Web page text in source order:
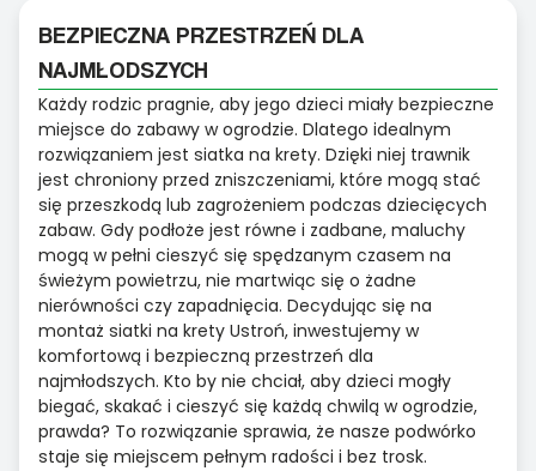
BEZPIECZNA PRZESTRZEŃ DLA
NAJMŁODSZYCH
Każdy rodzic pragnie, aby jego dzieci miały bezpieczne
miejsce do zabawy w ogrodzie. Dlatego idealnym
rozwiązaniem jest siatka na krety. Dzięki niej trawnik
jest chroniony przed zniszczeniami, które mogą stać
się przeszkodą lub zagrożeniem podczas dziecięcych
zabaw. Gdy podłoże jest równe i zadbane, maluchy
mogą w pełni cieszyć się spędzanym czasem na
świeżym powietrzu, nie martwiąc się o żadne
nierówności czy zapadnięcia. Decydując się na
montaż siatki na krety Ustroń, inwestujemy w
komfortową i bezpieczną przestrzeń dla
najmłodszych. Kto by nie chciał, aby dzieci mogły
biegać, skakać i cieszyć się każdą chwilą w ogrodzie,
prawda? To rozwiązanie sprawia, że nasze podwórko
staje się miejscem pełnym radości i bez trosk.